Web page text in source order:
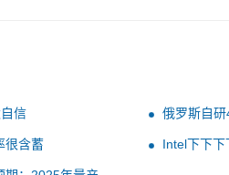
信 俄罗斯自
很含蓄 Intel下下